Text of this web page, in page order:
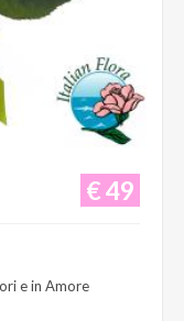
€ 49
e in Amore